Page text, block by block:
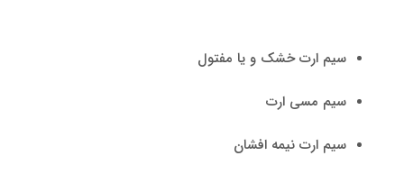
سیم ارت خشک و یا مفتول
سیم مسی ارت
سیم ارت نیمه افشان